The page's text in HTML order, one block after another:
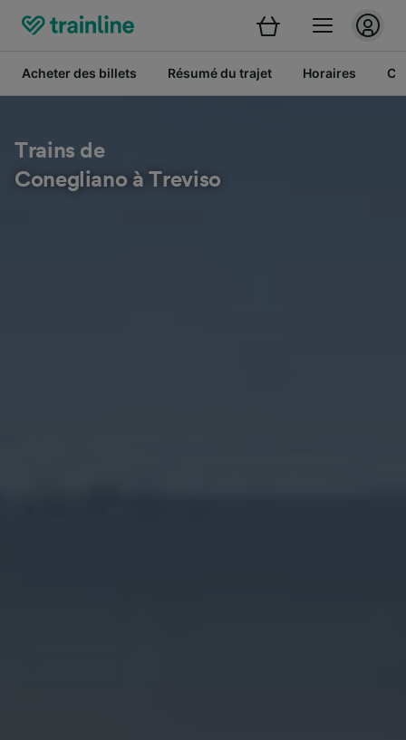
Acheter des billets Résumé du trajet Horaires
Trains de
Conegliano à Treviso